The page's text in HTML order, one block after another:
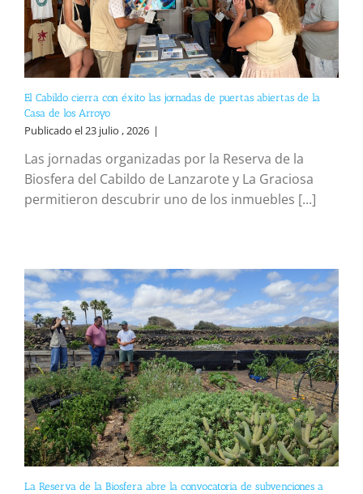
El Cabildo cierra con éxito las jornadas de puertas abiertas de la
Casa de los Arroyo
Publicado el 23 julio , 2026 |
Las jornadas organizadas por la Reserva de la
Biosfera del Cabildo de Lanzarote y La Graciosa
permitieron descubrir uno de los inmuebles [...]
La Reserva de la Biosfera abre la convocatoria de subvenciones a